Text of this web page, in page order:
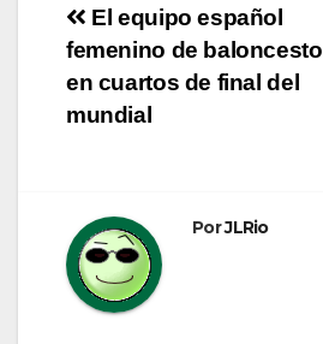
Navegación
de
entradas
El equipo español
femenino de baloncesto
en cuartos de final del
mundial
PorJLRio